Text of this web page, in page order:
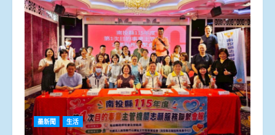
墨新聞 生活